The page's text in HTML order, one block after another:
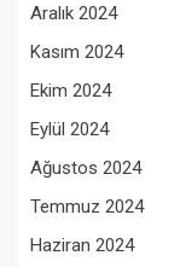
Aralık 2024
Kasım 2024
Ekim 2024
Eylül 2024
Ağustos 2024
Temmuz 2024
Haziran 2024